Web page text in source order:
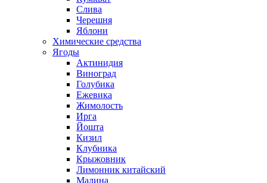
Слива
Черешня
Яблони
Химические средства
Ягоды
Актинидия
Виноград
Голубика
Ежевика
Жимолость
Ирга
Йошта
Кизил
Клубника
Крыжовник
Лимонник китайский
Малина